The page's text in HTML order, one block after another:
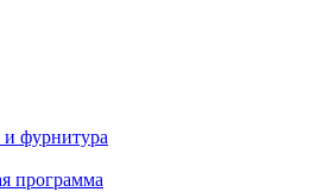
фурнитура
программа